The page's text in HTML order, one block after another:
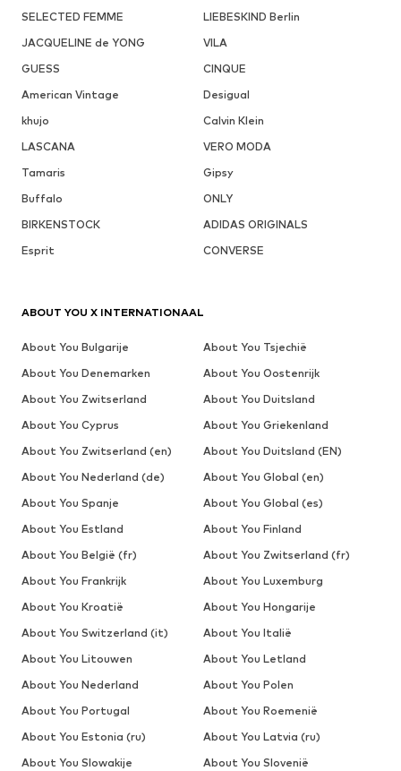
SELECTED FEMME
LIEBESKIND Berlin
JACQUELINE de YONG
VILA
GUESS
CINQUE
American Vintage
Desigual
khujo
Calvin Klein
LASCANA
VERO MODA
Tamaris
Gipsy
Buffalo
ONLY
BIRKENSTOCK
ADIDAS ORIGINALS
Esprit
CONVERSE
ABOUT YOU X INTERNATIONAAL
About You Bulgarije
About You Tsjechië
About You Denemarken
About You Oostenrijk
About You Zwitserland
About You Duitsland
About You Cyprus
About You Griekenland
About You Zwitserland (en)
About You Duitsland (EN)
About You Nederland (de)
About You Global (en)
About You Spanje
About You Global (es)
About You Estland
About You Finland
About You België (fr)
About You Zwitserland (fr)
About You Frankrijk
About You Luxemburg
About You Kroatië
About You Hongarije
About You Switzerland (it)
About You Italië
About You Litouwen
About You Letland
About You Nederland
About You Polen
About You Portugal
About You Roemenië
About You Estonia (ru)
About You Latvia (ru)
About You Slowakije
About You Slovenië